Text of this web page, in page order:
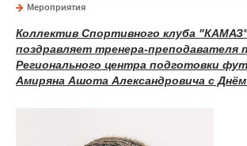
Мероприятия
Коллектив Спортивного клуба
поздравляет тренера-преподавателя
Регионального центра подготовки
Амиряна Ашота Александровича с